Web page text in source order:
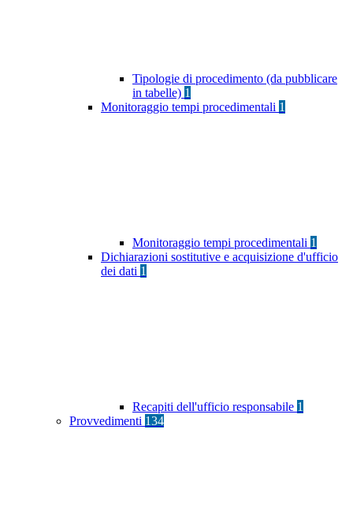
Tipologie di procedimento (da pubblicare
in tabelle) 1
Monitoraggio tempi procedimentali 1
Monitoraggio tempi procedimentali 1
Dichiarazioni sostitutive e acquisizione d'ufficio
dei dati 1
Recapiti dell'ufficio responsabile 1
Provvedimenti 134